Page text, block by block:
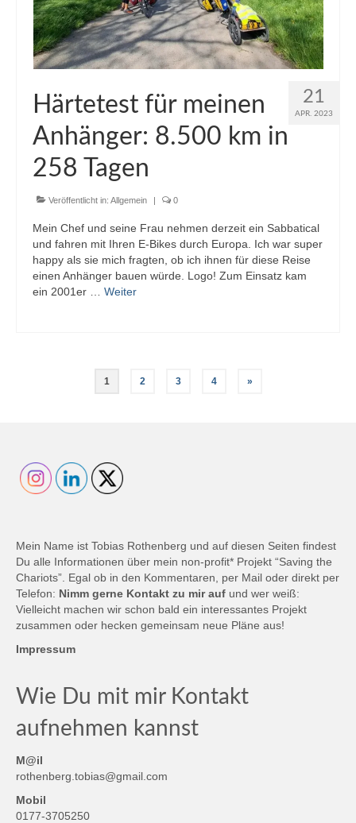
21
APR. 2023
Härtetest für meinen
Anhänger: 8.500 km in
258 Tagen
Veröffentlicht in: Allgemein | 0
Mein Chef und seine Frau nehmen derzeit ein Sabbatical
und fahren mit Ihren E-Bikes durch Europa. Ich war super
happy als sie mich fragten, ob ich ihnen für diese Reise
einen Anhänger bauen würde. Logo! Zum Einsatz kam
ein 2001er … Weiter
Seitennummerierung
1 2 3 4 »
Mein Name ist Tobias Rothenberg und auf diesen Seiten findest
Du alle Informationen über mein non-profit* Projekt “Saving the
Chariots”. Egal ob in den Kommentaren, per Mail oder direkt per
Telefon: Nimm gerne Kontakt zu mir auf und wer weiß:
Vielleicht machen wir schon bald ein interessantes Projekt
zusammen oder hecken gemeinsam neue Pläne aus!
Impressum
Wie Du mit mir Kontakt
aufnehmen kannst
M@il
rothenberg.tobias@gmail.com
Mobil
0177-3705250